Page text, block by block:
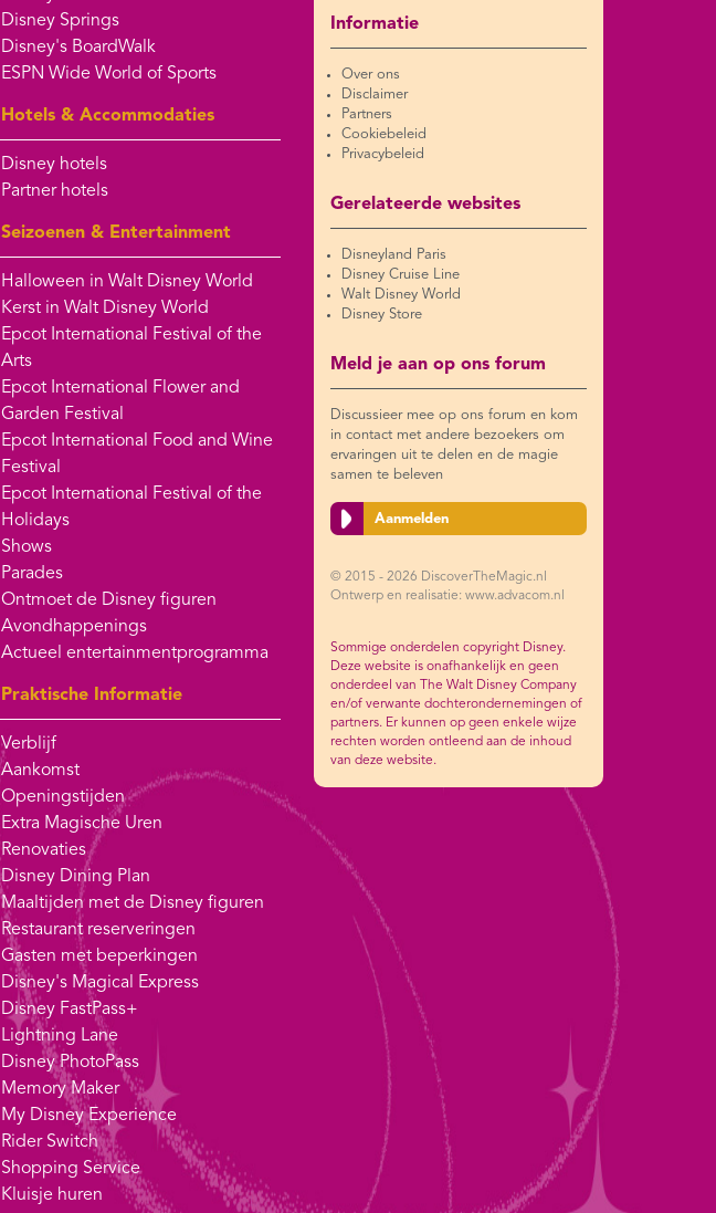
Disney Springs
Disney's BoardWalk
ESPN Wide World of Sports
Hotels & Accommodaties
Disney hotels
Partner hotels
Seizoenen & Entertainment
Halloween in Walt Disney World
Kerst in Walt Disney World
Epcot International Festival of the
Arts
Epcot International Flower and
Garden Festival
Epcot International Food and Wine
Festival
Epcot International Festival of the
Holidays
Shows
Parades
Ontmoet de Disney figuren
Avondhappenings
Actueel entertainmentprogramma
Praktische Informatie
Verblijf
Aankomst
Openingstijden
Extra Magische Uren
Renovaties
Disney Dining Plan
Maaltijden met de Disney figuren
Restaurant reserveringen
Gasten met beperkingen
Disney's Magical Express
Disney FastPass+
Lightning Lane
Disney PhotoPass
Memory Maker
My Disney Experience
Rider Switch
Shopping Service
Kluisje huren
Informatie
Over ons
Disclaimer
Partners
Cookiebeleid
Privacybeleid
Gerelateerde websites
Disneyland Paris
Disney Cruise Line
Walt Disney World
Disney Store
Meld je aan op ons forum
Discussieer mee op ons forum en kom
in contact met andere bezoekers om
ervaringen uit te delen en de magie
samen te beleven
Aanmelden
© 2015 - 2026 DiscoverTheMagic.nl
Ontwerp en realisatie: www.advacom.nl
Sommige onderdelen copyright Disney.
Deze website is onafhankelijk en geen
onderdeel van The Walt Disney Company
en/of verwante dochterondernemingen of
partners. Er kunnen op geen enkele wijze
rechten worden ontleend aan de inhoud
van deze website.